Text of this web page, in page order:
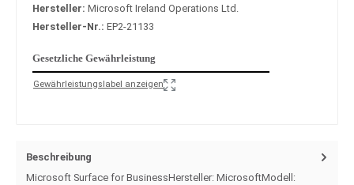
Hersteller: Microsoft Ireland Operations Ltd.
Hersteller-Nr.: EP2-21133
Gesetzliche Gewährleistung
Gewährleistungslabel anzeigen
Beschreibung
Microsoft Surface for BusinessHersteller: MicrosoftModell: